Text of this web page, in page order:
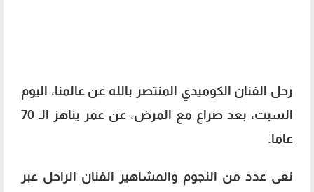
رحل الفنان الكوميدي المنتصر بالله عن عالمنا، اليوم
السبت، بعد صراع مع المرض، عن عمر يناهز الـ 70
عاما.
نعى عدد من النجوم والمشاهير الفنان الراحل عبر